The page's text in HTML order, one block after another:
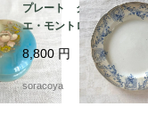
プレート クレイユ・
エ・モントロー 平皿 蔦
レリーフ デザート
19twm84-2
8,800円
soracoya